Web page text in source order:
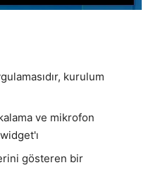
kurulum
ve mikrofon
gösteren bir